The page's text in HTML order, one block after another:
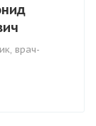
врач-